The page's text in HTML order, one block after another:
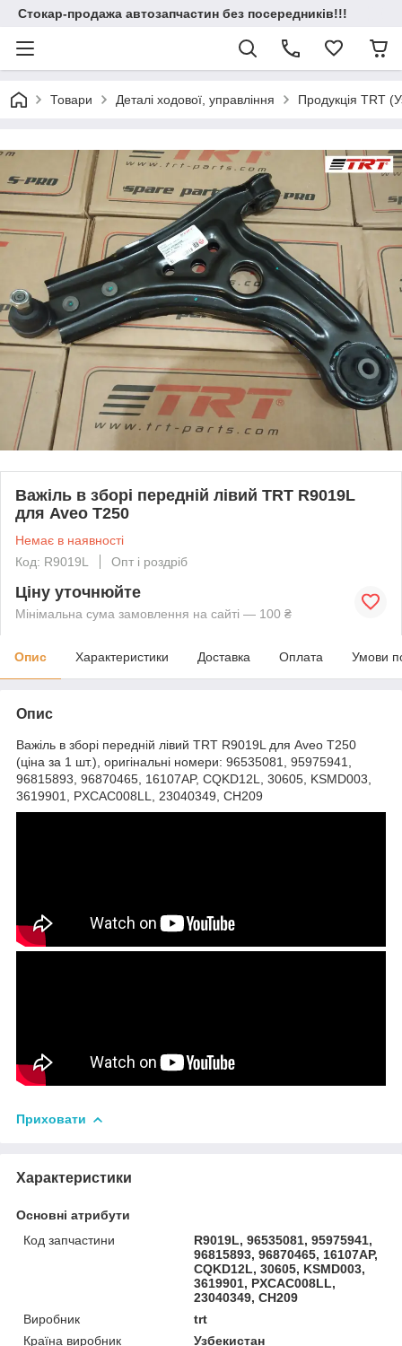
Стокар-продажа автозапчастин без посередників!!!
Товари Деталі ходової, управління Продукція TRT
Важіль в зборі передній лівий TRT R9019L
для Aveo T250
Немає в наявності
Код: R9019L
Опт і роздріб
Ціну уточнюйте
Мінімальна сума замовлення на сайті — 100 ₴
Опис Характеристики Доставка Оплата Умови
Опис
Важіль в зборі передній лівий TRT R9019L для Aveo T250
(ціна за 1 шт.), оригінальні номери: 96535081, 95975941,
96815893, 96870465, 16107AP, CQKD12L, 30605, KSMD003,
3619901, PXCAC008LL, 23040349, CH209
Приховати
Характеристики
Основні атрибути
Код запчастини
R9019L, 96535081, 95975941,
96815893, 96870465, 16107AP,
CQKD12L, 30605, KSMD003,
3619901, PXCAC008LL,
23040349, CH209
Виробник
trt
Країна виробник
Узбекистан